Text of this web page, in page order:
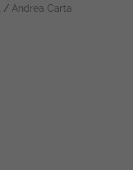
Andrea Carta